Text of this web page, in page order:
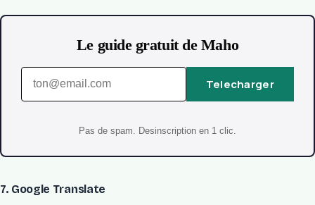
Le guide gratuit de Maho
Telecharger
Pas de spam. Desinscription en 1 clic.
7. Google Translate